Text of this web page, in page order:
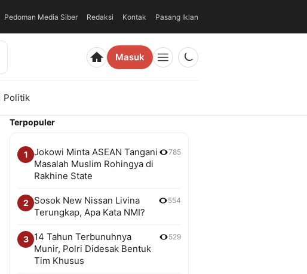
Pedoman Media Siber Redaksi Kontak Pasang Iklan
Masuk
Politik
Terpopuler
1
Jokowi Minta ASEAN Tangani
Masalah Muslim Rohingya di
Rakhine State
785
2
Sosok New Nissan Livina
Terungkap, Apa Kata NMI?
554
3
14 Tahun Terbunuhnya
Munir, Polri Didesak Bentuk
Tim Khusus
529